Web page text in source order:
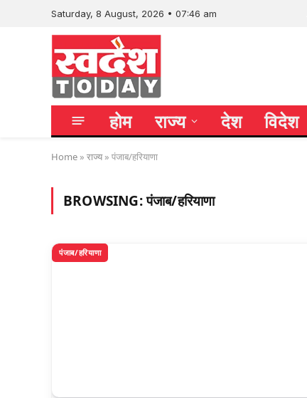
Saturday, 8 August, 2026 • 07:46 am
होम राज्य देश विदेश
Home » राज्य» पंजाब/हरियाणा
BROWSING:पंजाब/हरियाणा
पंजाब/हरियाणा